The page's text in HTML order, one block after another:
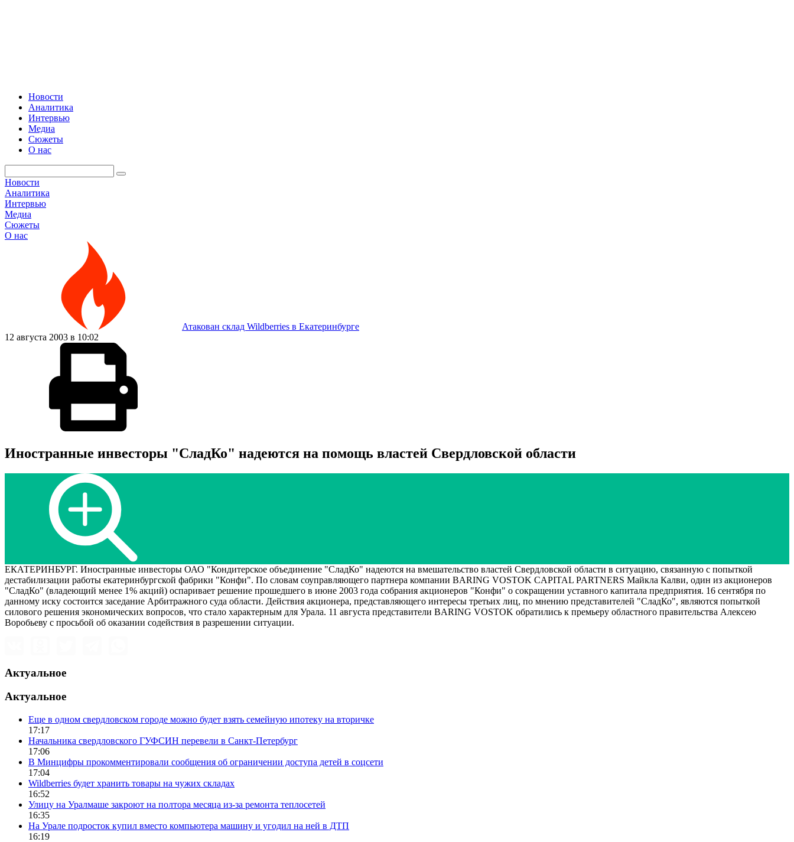
Новости
Аналитика
Интервью
Медиа
Сюжеты
О нас
Новости
Аналитика
Интервью
Медиа
Сюжеты
О нас
Атакован склад Wildberries в Екатеринбурге
12 августа 2003 в 10:02
Иностранные инвесторы "СладКо" надеются на помощь властей Свердловской области
ЕКАТЕРИНБУРГ. Иностранные инвесторы ОАО "Кондитерское объединение "СладКо" надеются на вмешательство властей Свердловской области в ситуацию, связанную с попыткой
дестабилизации работы екатеринбургской фабрики "Конфи". По словам соуправляющего партнера компании BARING VOSTOK CAPITAL PARTNERS Майкла Калви, один из акционеров
"СладКо" (владеющий менее 1% акций) оспаривает решение прошедшего в июне 2003 года собрания акционеров "Конфи" о сокращении уставного капитала предприятия. 16 сентября по
данному иску состоится заседание Арбитражного суда области. Действия акционера, представляющего интересы третьих лиц, по мнению представителей "СладКо", являются попыткой
силового решения экономических вопросов, что стало характерным для Урала. 11 августа представители BARING VOSTOK обратились к премьеру областного правительства Алексею
Воробьеву с просьбой об оказании содействия в разрешении ситуации.
Актуальное
Актуальное
Еще в одном свердловском городе можно будет взять семейную ипотеку на вторичке
17:17
Начальника свердловского ГУФСИН перевели в Санкт-Петербург
17:06
В Минцифры прокомментировали сообщения об ограничении доступа детей в соцсети
17:04
Wildberries будет хранить товары на чужих складах
16:52
Улицу на Уралмаше закроют на полтора месяца из-за ремонта теплосетей
16:35
На Урале подросток купил вместо компьютера машину и угодил на ней в ДТП
16:19